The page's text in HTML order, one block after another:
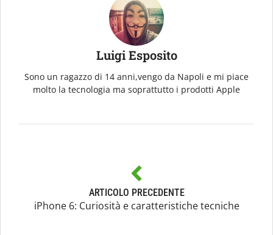
Luigi Esposito
Sono un ragazzo di 14 anni,vengo da Napoli e mi piace
molto la tecnologia ma soprattutto i prodotti Apple
ARTICOLO PRECEDENTE
iPhone 6: Curiosità e caratteristiche tecniche